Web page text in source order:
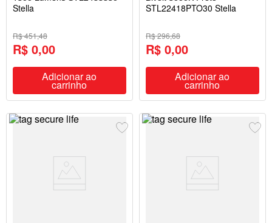
Stella
R$ 451,48
R$ 0,00
Adicionar ao
carrinho
STL22418PTO30 Stella
R$ 296,68
R$ 0,00
Adicionar ao
carrinho